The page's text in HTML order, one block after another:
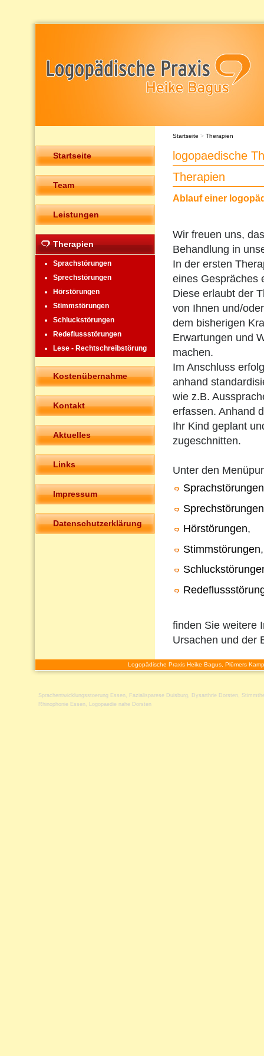
Startseite
Team
Leistungen
Therapien
Sprachstörungen
Sprechstörungen
Hörstörungen
Stimmstörungen
Schluckstörungen
Redeflussstörungen
Lese - Rechtschreibstörung
Kostenübernahme
Kontakt
Aktuelles
Links
Impressum
Datenschutzerklärung
Startseite > Therapien
logopaedische
Therapien
Ablauf einer
Wir freuen uns,
Behandlung in
In der ersten
eines Gespräches
Diese erlaubt der
von Ihnen und/
dem bisherigen
Erwartungen und
machen.
Im Anschluss
anhand
wie z.B.
erfassen. Anhand
Ihr Kind geplant
zugeschnitten.
Unter den
Sprachstörungen
Sprechstörungen
Hörstörungen,
Stimmstörungen,
finden Sie weitere
Ursachen und der
Logopädische Praxis Heike Bagus, Plümers
Sprachentwicklungsstoerung Essen , Fazialisparese Duisburg , Dysarthrie Dorsten ,
Rhinophonie Essen , Logopaedie nahe Dorsten